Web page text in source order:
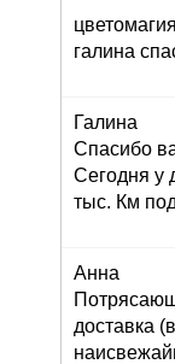
цветомагия
галина
Галина
Спасибо
Сегодня у
тыс. Км
Анна
доставка